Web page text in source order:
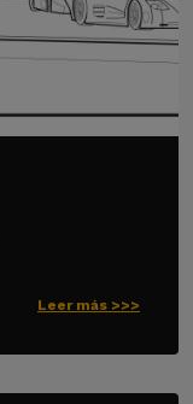
Leer más >>>